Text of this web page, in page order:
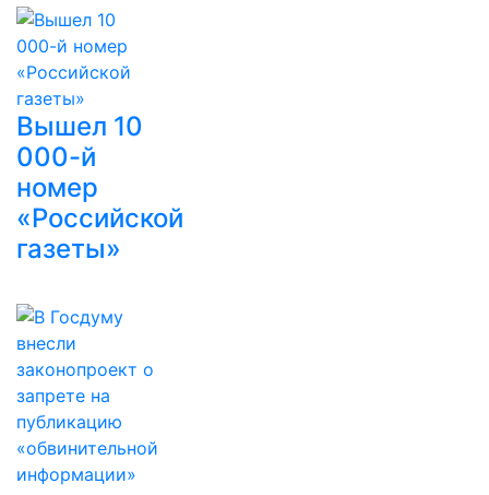
Вышел 10
000-й
номер
«Российской
газеты»